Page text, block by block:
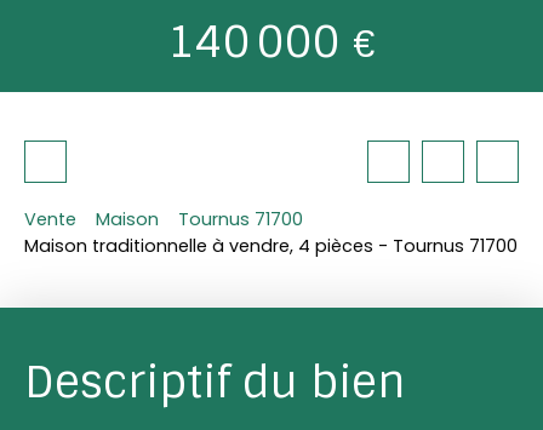
140 000 €
Vente Maison
Tournus 71700
Maison traditionnelle à vendre, 4 pièces - Tournus 71700
Descriptif du bien